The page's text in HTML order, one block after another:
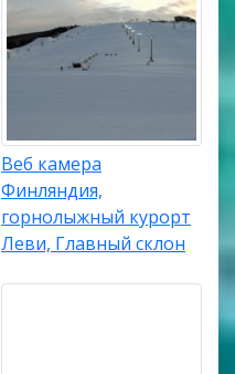
Веб камера
Финляндия,
горнолыжный курорт
Леви, Главный склон